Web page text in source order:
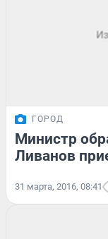
ГОРОД
Министр
Ливанов
31 марта, 2016, 08:41